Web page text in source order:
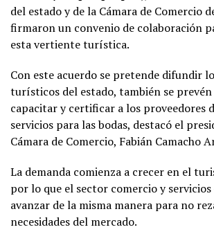
del estado y de la Cámara de Comercio
firmaron un convenio de colaboración
esta vertiente turística.
Con este acuerdo se pretende difundir
turísticos del estado, también se
capacitar y certificar a los proveedores
servicios para las bodas, destacó el
Cámara de Comercio, Fabián Camacho
La demanda comienza a crecer en el
por lo que el sector comercio y
avanzar de la misma manera para no
necesidades del mercado.